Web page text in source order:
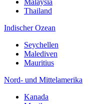
Malaysia
Thailand
Indischer Ozean
Seychellen
Malediven
Mauritius
Nord- und Mittelamerika
Kanada